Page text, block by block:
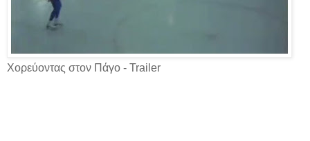
Χορεύοντας στον Πάγο - Trailer